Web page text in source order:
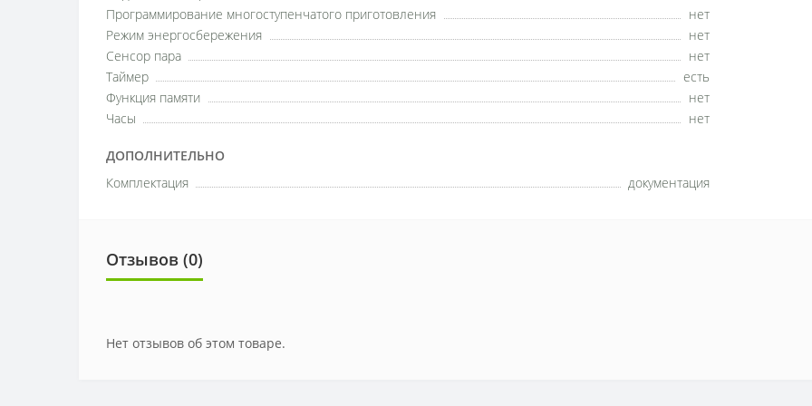
Программирование многоступенчатого приготовления
нет
Режим энергосбережения
нет
Сенсор пара
нет
Таймер
есть
Функция памяти
нет
Часы
нет
ДОПОЛНИТЕЛЬНО
Комплектация документация
Отзывов (0)
Нет отзывов об этом товаре.